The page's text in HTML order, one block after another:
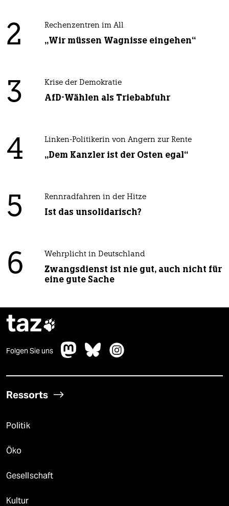
2 Rechenzentren im All
„Wir müssen Wagnisse eingehen“
3 Krise der Demokratie
AfD-Wählen als Triebabfuhr
4 Linken-Politikerin von Angern zur Rente
„Dem Kanzler ist der Osten egal“
5 Rennradfahren in der Hitze
Ist das unsolidarisch?
6 Wehrplicht in Deutschland
Zwangsdienst ist nie gut, auch nicht für
eine gute Sache
taz
Folgen Sie uns
Ressorts
Politik
Öko
Gesellschaft
Kultur